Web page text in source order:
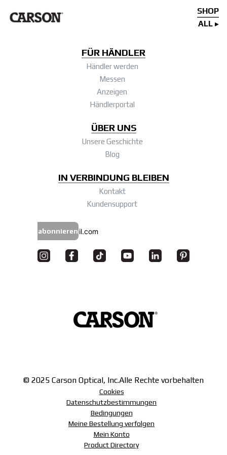
SHOP
ALL
FÜR HÄNDLER
Händler werden
Messen
Anzeigen
Händlerportal
ÜBER UNS
Unsere Geschichte
Blog
IN VERBINDUNG BLEIBEN
Kontakt
Kundensupport
abonnieren
© 2025 Carson Optical, Inc.Alle Rechte vorbehalten
Cookies
Datenschutzbestimmungen
Bedingungen
Meine Bestellung verfolgen
Mein Konto
Product Directory